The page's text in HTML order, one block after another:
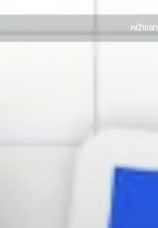
หน้าแรก